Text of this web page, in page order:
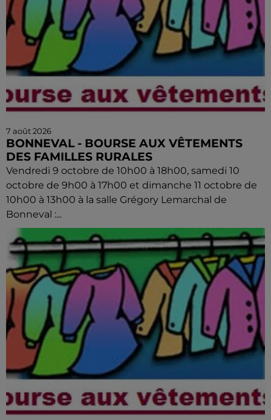
7 août 2026
BONNEVAL - BOURSE AUX VÊTEMENTS
DES FAMILLES RURALES
Vendredi 9 octobre de 10h00 à 18h00, samedi 10
octobre de 9h00 à 17h00 et dimanche 11 octobre de
10h00 à 13h00 à la salle Grégory Lemarchal de
Bonneval :...